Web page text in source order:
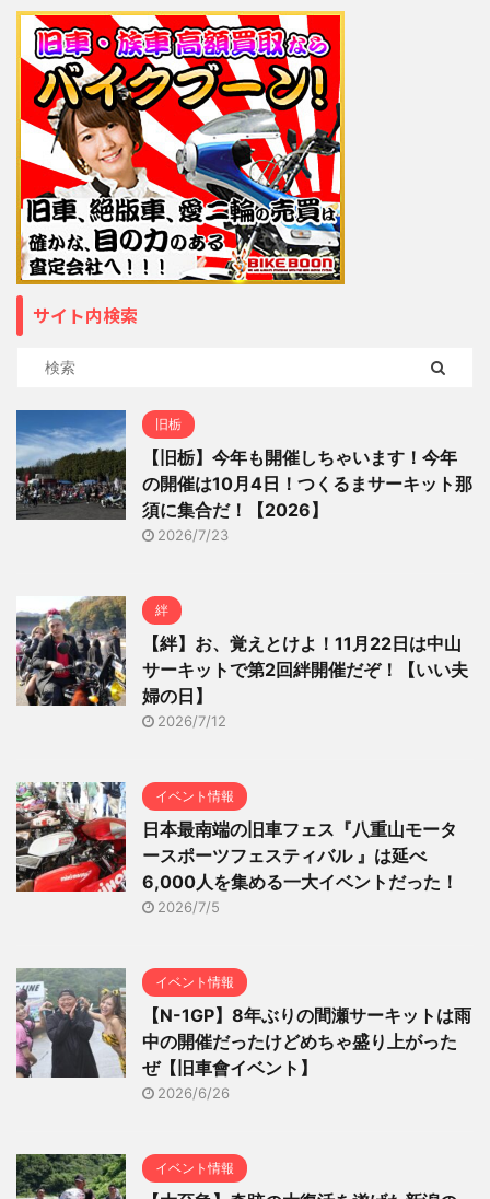
サイト内検索
旧栃
【旧栃】今年も開催しちゃいます！今年
の開催は10月4日！つくるまサーキット那
須に集合だ！【2026】
2026/7/23
絆
【絆】お、覚えとけよ！11月22日は中山
サーキットで第2回絆開催だぞ！【いい夫
婦の日】
2026/7/12
イベント情報
日本最南端の旧車フェス『八重山モータ
ースポーツフェスティバル 』は延べ
6,000人を集める一大イベントだった！
2026/7/5
イベント情報
【N-1GP】8年ぶりの間瀬サーキットは雨
中の開催だったけどめちゃ盛り上がった
ぜ【旧車會イベント】
2026/6/26
イベント情報